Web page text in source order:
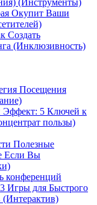
(Инструменты)
Окупит Ваши
Создать
(Инклюзивность)
Посещения
Эффект: 5 Ключей к
пользы)
Полезные
Если Вы
конференций
Игры для Быстрого
(Интерактив)